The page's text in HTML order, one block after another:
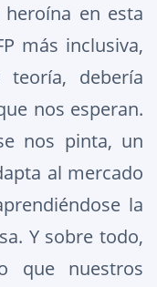
en esta
más inclusiva,
debería
nos esperan.
nos pinta, un
al mercado
la
Y sobre todo,
que nuestros